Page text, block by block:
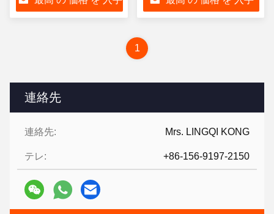
連絡先
連絡先: Mrs. LINGQI KONG
テレ: +86-156-9197-2150
ーズ
WP304 WP316
1